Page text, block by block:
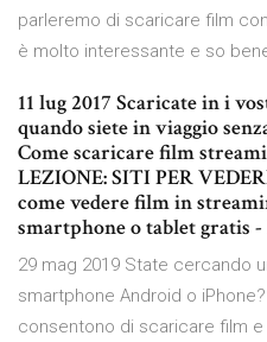
parleremo di scaricare film
è molto interessante e so
11 lug 2017 Scaricate in i
quando siete in viaggio
Come scaricare film
LEZIONE: SITI PER
come vedere film in
smartphone o tablet gratis
29 mag 2019 State cercando
smartphone Android o
consentono di scaricare film e